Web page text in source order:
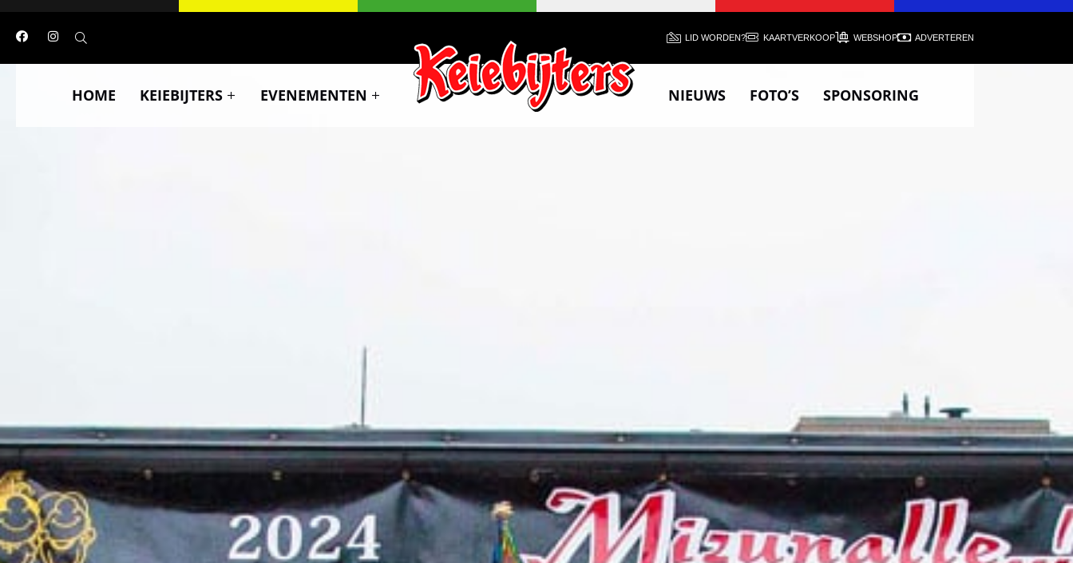
LID WORDEN? KAARTVERKOOP WEBSHOP ADVERTEREN
HOME KEIEBIJTERS EVENEMENTEN NIEUWS FOTO’S SPONSORING